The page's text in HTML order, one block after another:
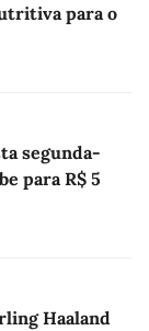
para o
segunda-
para R$ 5
Haaland